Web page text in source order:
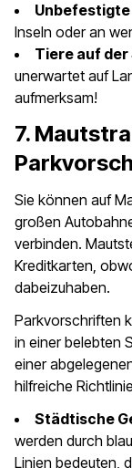
Inseln oder an
Tiere auf
unerwartet auf
aufmerksam!
7.
Sie können auf
großen
verbinden.
Kreditkarten,
dabeizuhaben.
Parkvorschriften
in einer belebten
einer
hilfreiche
Städtische
werden durch
Linien bedeuten,